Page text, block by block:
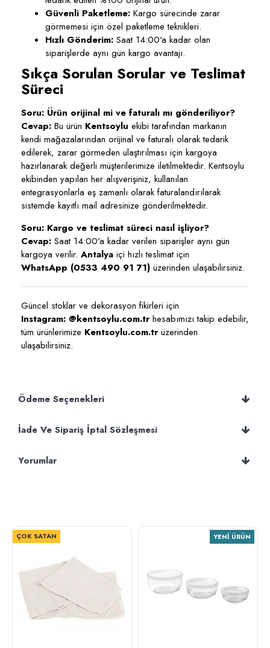
Güvenli Paketleme: Kargo sürecinde zarar
görmemesi için özel paketleme teknikleri.
Hızlı Gönderim: Saat 14:00'a kadar olan
siparişlerde aynı gün kargo avantajı.
Sıkça Sorulan Sorular ve Teslimat
Süreci
Soru: Ürün orijinal mi ve faturalı mı gönderiliyor?
Cevap: Bu ürün Kentsoylu ekibi tarafından markanın
kendi mağazalarından orijinal ve faturalı olarak tedarik
edilerek, zarar görmeden ulaştırılması için kargoya
hazırlanarak değerli müşterilerimize iletilmektedir. Kentsoylu
ekibinden yapılan her alışverişiniz, kullanılan
entegrasyonlarla eş zamanlı olarak faturalandırılarak
sistemde kayıtlı mail adresinize gönderilmektedir.
Soru: Kargo ve teslimat süreci nasıl işliyor?
Cevap: Saat 14:00'a kadar verilen siparişler aynı gün
kargoya verilir. Antalya içi hızlı teslimat için
WhatsApp (0533 490 91 71) üzerinden ulaşabilirsiniz.
Güncel stoklar ve dekorasyon fikirleri için
Instagram: @kentsoylu.com.trhesabımızı takip edebilir,
tüm ürünlerimize Kentsoylu.com.trüzerinden
ulaşabilirsiniz.
Ödeme Seçenekleri
İade Ve Sipariş İptal Sözleşmesi
Yorumlar
ÇOK SATAN YENI ÜRÜN